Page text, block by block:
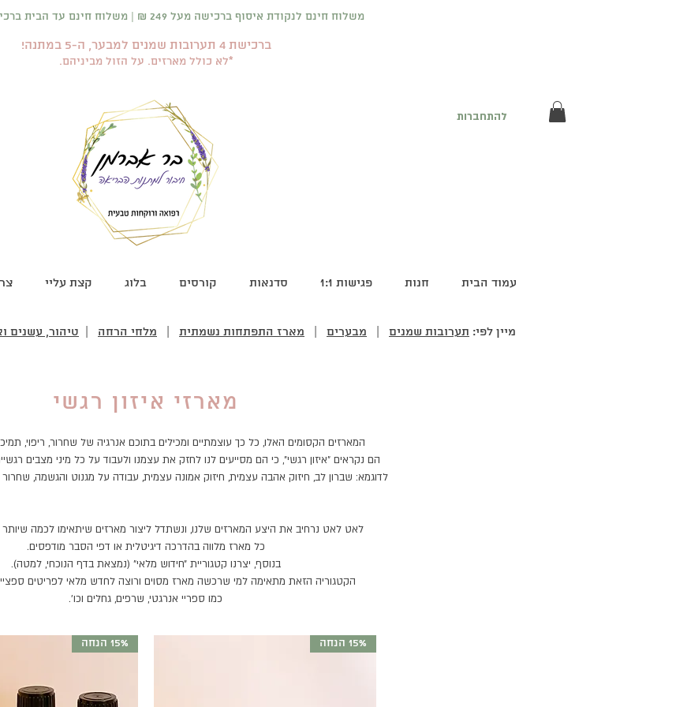
משלוח חינם לנקודת איסוף ברכישה מעל 249 ₪ | משלוח חינם עד הבית ברכישה מעל 399 ₪
ברכישת 4 תערובות שמנים למבער, ה-5 במתנה!
*לא כולל מארזים. על הזול מביניהם.
להתחברות
עמוד הבית חנות פגישות 1:1 סדנאות קורסים בלוג קצת עליי
מיין לפי: תערובות שמנים מבערים מארז התפתחות נשמתית מלחי הרחה טיהור, עשנים
מארזי איזון רגשי
המארזים הקסומים האלו, כל כך עוצמתיים ומכילים בתוכם אנרגיה של שחרור, ריפוי,
הם נקראים ״איזון רגשי״, כי הם מסייעים לנו לחזק את עצמנו ולעבוד על כל מיני מצבים
לדוגמא: שברון לב, חיזוק אהבה עצמית, חיזוק אמונה עצמית, עבודה על מגנוט והגשמה, שחרור
לאט לאט נרחיב את היצע המארזים שלנו, ונשתדל ליצור מארזים שיתאימו לכמה שיותר
כל מארז מלווה בהדרכה דיגיטלית או דפי הסבר מודפסים.
בנוסף, יצרנו קטגוריית ״חידוש מלאי״ (נמצאת בדף הנוכחי, למטה).
הקטגוריה הזאת מתאימה למי שרכשה מארז מסוים ורוצה לחדש מלאי לפריטים
כמו ספריי אנרגטי, שרפים, גחלים וכו׳.
15% הנחה 15% הנחה